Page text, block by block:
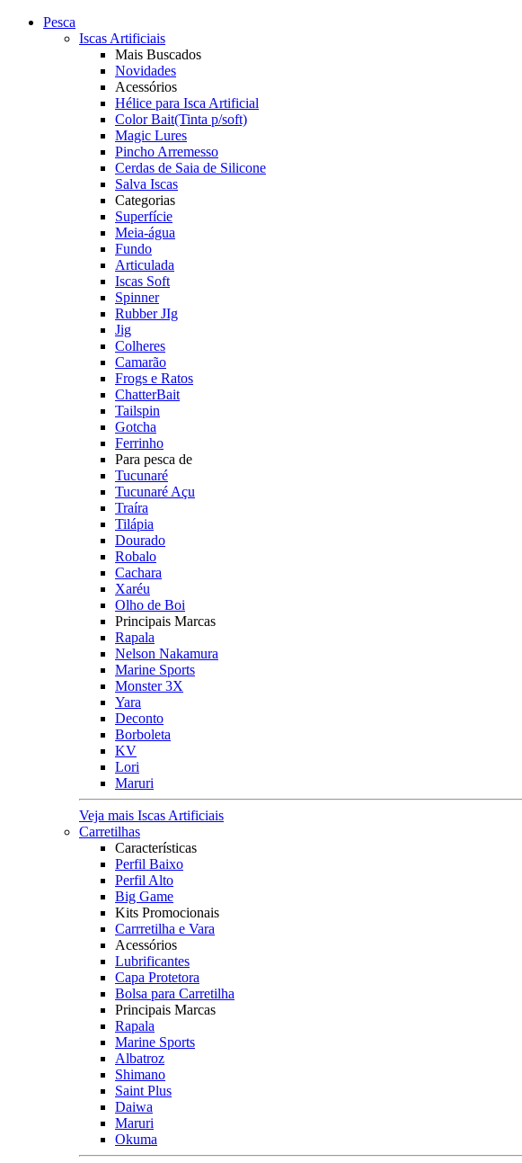
Pesca
Iscas Artificiais
Mais Buscados
Novidades
Acessórios
Hélice para Isca Artificial
Color Bait(Tinta p/soft)
Magic Lures
Pincho Arremesso
Cerdas de Saia de Silicone
Salva Iscas
Categorias
Superfície
Meia-água
Fundo
Articulada
Iscas Soft
Spinner
Rubber JIg
Jig
Colheres
Camarão
Frogs e Ratos
ChatterBait
Tailspin
Gotcha
Ferrinho
Para pesca de
Tucunaré
Tucunaré Açu
Traíra
Tilápia
Dourado
Robalo
Cachara
Xaréu
Olho de Boi
Principais Marcas
Rapala
Nelson Nakamura
Marine Sports
Monster 3X
Yara
Deconto
Borboleta
KV
Lori
Maruri
Veja mais Iscas Artificiais
Carretilhas
Características
Perfil Baixo
Perfil Alto
Big Game
Kits Promocionais
Carrretilha e Vara
Acessórios
Lubrificantes
Capa Protetora
Bolsa para Carretilha
Principais Marcas
Rapala
Marine Sports
Albatroz
Shimano
Saint Plus
Daiwa
Maruri
Okuma